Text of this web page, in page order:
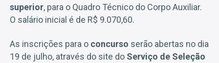
superior, para o Quadro Técnico do Corpo Auxiliar.
O salário inicial é de R$ 9.070,60.
As inscrições para o concurso serão abertas no dia
19 de julho, através do site do Serviço de Seleção